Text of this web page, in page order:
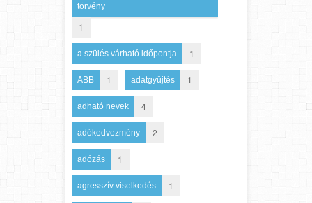
törvény
1
a szülés várható időpontja 1
ABB 1 adatgyűjtés 1
adható nevek 4
adókedvezmény 2
adózás 1
agresszív viselkedés 1